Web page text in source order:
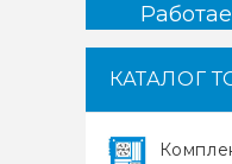
КАТАЛОГ